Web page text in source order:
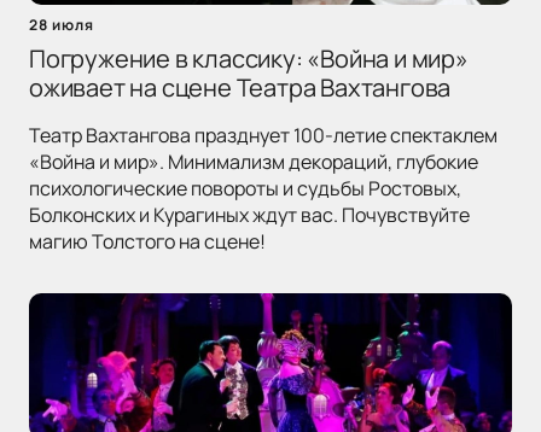
28 июля
Погружение в классику: «Война и мир»
оживает на сцене Театра Вахтангова
Театр Вахтангова празднует 100-летие спектаклем
«Война и мир». Минимализм декораций, глубокие
психологические повороты и судьбы Ростовых,
Болконских и Курагиных ждут вас. Почувствуйте
магию Толстого на сцене!